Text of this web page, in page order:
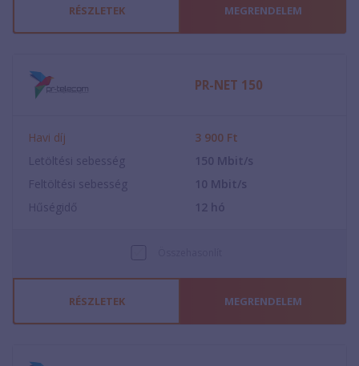
RÉSZLETEK MEGRENDELEM
PR-NET 150
Havi díj 3 900 Ft
Letöltési sebesség
150 Mbit/s
Feltöltési sebesség
10 Mbit/s
Hűségidő
12 hó
RÉSZLETEK MEGRENDELEM